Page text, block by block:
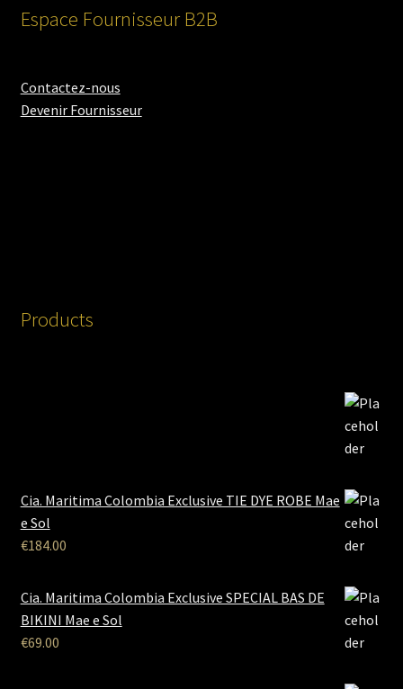
Espace Fournisseur B2B
Contactez-nous
Devenir Fournisseur
Products
Cia. Maritima Colombia Exclusive TIE DYE ROBE Mae
e Sol
€184.00
Cia. Maritima Colombia Exclusive SPECIAL BAS DE
BIKINI Mae e Sol
€69.00